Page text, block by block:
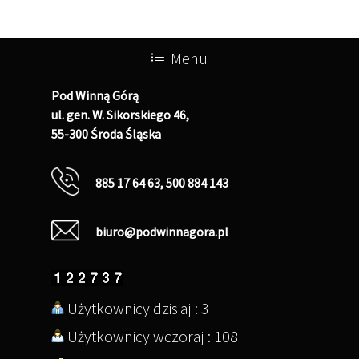
Menu
Pod Winną Górą
ul. gen. W. Sikorskiego 46,
55-300 Środa Śląska
885 17 64 63, 500 884 143
biuro@podwinnagora.pl
Użytkownicy dzisiaj : 3
Użytkownicy wczoraj : 108